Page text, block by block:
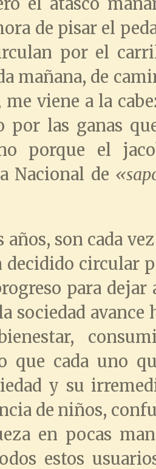
de pisar el
por el
mañana, de
viene a la
las ganas
porque el
Nacional de
son cada
decidido circular
para dejar
sociedad avance
que cada uno
y su
de niños,
en pocas
estos